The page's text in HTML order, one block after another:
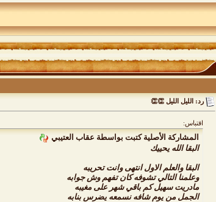
رد: الليل الليل 👏👏
اقتباس:
المشاركة الأصلية كتبت بواسطة عقاب العتيبي
البقا الله يحييك
البقا والعلم الاول انتهى وانت تحريبه
وعلمنا التالي تشوفه كان تفهم وش جوابه
مادريت سهيل كم باقي شهر على مغيبه
الجمل من يوم شافه نسمعه يضرس بنابه